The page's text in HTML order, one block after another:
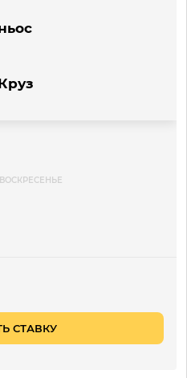
ВОСКРЕСЕНЬЕ
СТАВКУ